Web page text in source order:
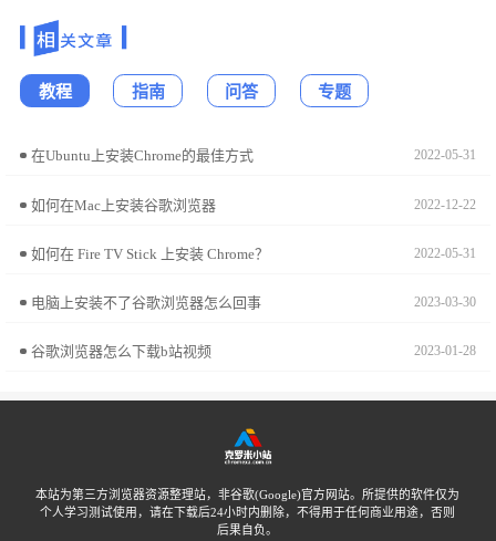
教程 指南 问答 专题
在Ubuntu上安装Chrome的最佳方式 2022-05-31
如何在Mac上安装谷歌浏览器 2022-12-22
如何在 Fire TV Stick 上安装 Chrome？ 2022-05-31
电脑上安装不了谷歌浏览器怎么回事 2023-03-30
谷歌浏览器怎么下载b站视频 2023-01-28
本站为第三方浏览器资源整理站，非谷歌(Google)官方网站。所提供的软件仅为
个人学习测试使用，请在下载后24小时内删除，不得用于任何商业用途，否则
后果自负。